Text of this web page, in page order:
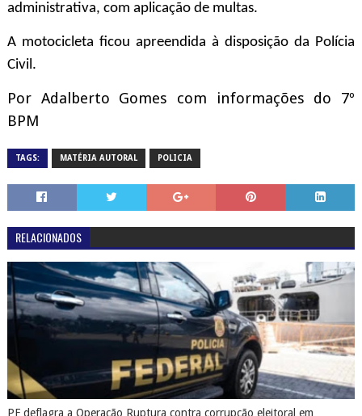
administrativa, com aplicação de multas.
A motocicleta ficou apreendida à disposição da Polícia
Civil.
Por Adalberto Gomes com informações do 7º
BPM
TAGS: MATÉRIA AUTORAL POLICIA
RELACIONADOS
PF deflagra a Operação Ruptura contra corrupção eleitoral em